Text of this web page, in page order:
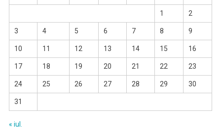
1 2
3 4 5 6 7 8 9
10 11 12 13 14 15 16
17 18 19 20 21 22 23
24 25 26 27 28 29 30
31
« iul.